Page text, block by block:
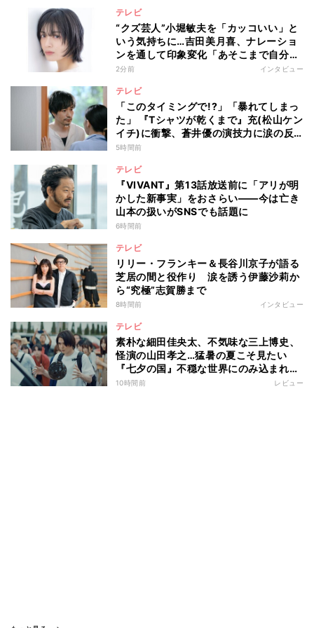
テレビ
“クズ芸人”小堀敏夫を「カッコいい」と
いう気持ちに…吉田美月喜、ナレーショ
ンを通して印象変化「あそこまで自分に
正直に生きられる人は、なかなかいな
2分前 インタビュー
テレビ
「このタイミングで!?」「暴れてしまっ
た」 『Tシャツが乾くまで』充(松山ケン
イチ)に衝撃、蒼井優の演技力に涙の反
響も
5時間前
テレビ
『VIVANT』第13話放送前に「アリが明
かした新事実」をおさらい――今は亡き
山本の扱いがSNSでも話題に
6時間前
テレビ
リリー・フランキー＆長谷川京子が語る
芝居の間と役作り 涙を誘う伊藤沙莉か
ら“究極”志賀勝まで
8時間前 インタビュー
テレビ
素朴な細田佳央太、不気味な三上博史、
怪演の山田孝之…猛暑の夏こそ見たい
『七夕の国』不穏な世界にのみ込まれる
超常ミステリー
10時間前 レビュー